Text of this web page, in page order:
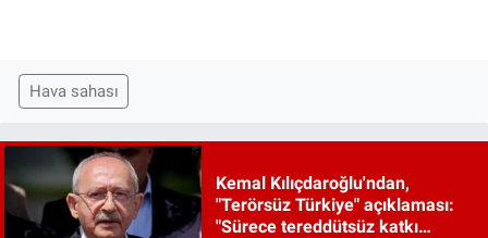
Hava sahası
Kemal Kılıçdaroğlu'ndan,
"Terörsüz Türkiye" açıklaması:
"Sürece tereddütsüz katkı